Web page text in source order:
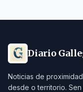
Diario
Noticias de
desde o territorio.